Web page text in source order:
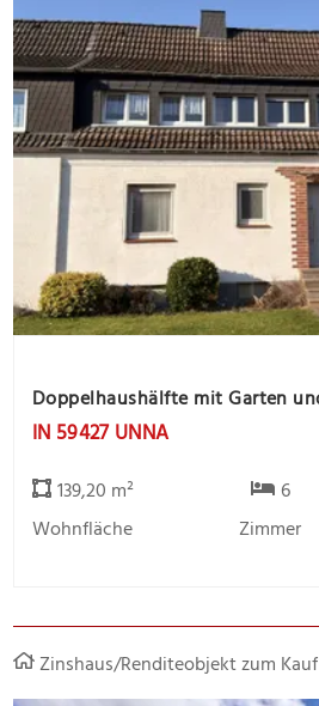
IN 59427 UNNA
139,20 m²
Wohnfläche
6
Zimmer
Zinshaus/Renditeobjekt zum Kauf